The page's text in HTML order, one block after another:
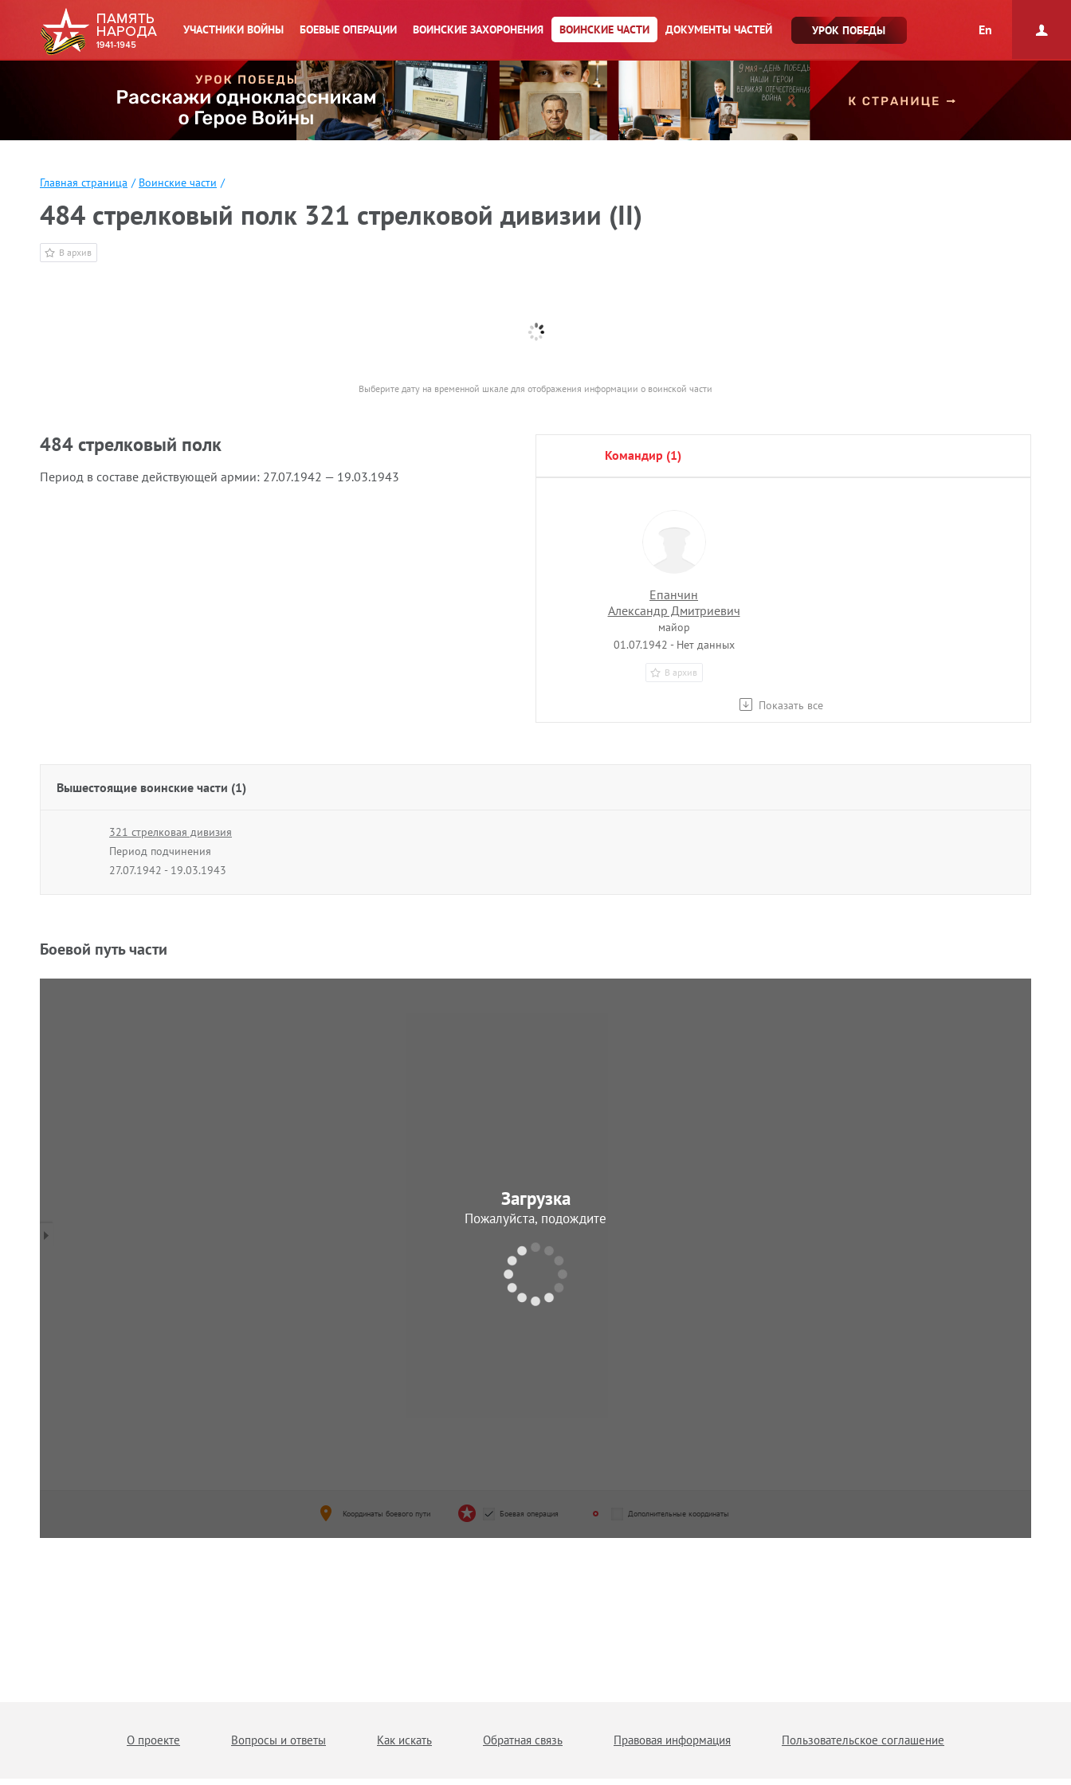
УЧАСТНИКИ ВОЙНЫ БОЕВЫЕ ОПЕРАЦИИ ВОИНСКИЕ ЗАХОРОНЕНИЯ ВОИНСКИЕ ЧАСТИ ДОКУМЕНТЫ ЧАСТЕЙ УРОК ПОБЕДЫ En
Главная страница / Воинские части /
484 стрелковый полк 321 стрелковой дивизии (II)
В архив
Выберите дату на временной шкале для отображения информации о воинской части
484 стрелковый полк
Период в составе действующей армии: 27.07.1942 — 19.03.1943
командир (1)
Показать все
Епанчин
Александр Дмитриевич
майор
01.07.1942 - Нет данных
В архив
Вышестоящие воинские части (1)
321 стрелковая дивизия
Период подчинения
27.07.1942 - 19.03.1943
Боевой путь части
Координаты боевого пути Боевая операция Дополнительные координаты
Загрузка
Пожалуйста, подождите
О проекте Вопросы и ответы Как искать Обратная связь Правовая информация Пользовательское соглашение